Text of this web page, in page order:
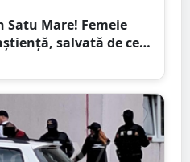
Satu Mare! Femeie
salvată de cei